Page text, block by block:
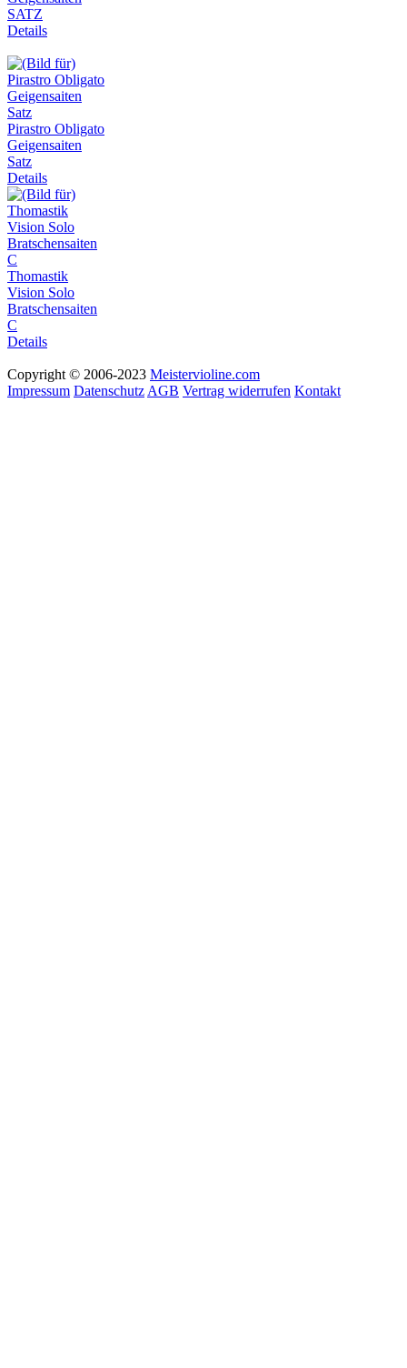
SATZ
Details
Pirastro Obligato
Geigensaiten
Satz
Details
Thomastik
Vision Solo
Bratschensaiten
C
Details
Copyright © 2006-2023 Meistervioline.com
Impressum Datenschutz AGB Vertrag widerrufen Kontakt